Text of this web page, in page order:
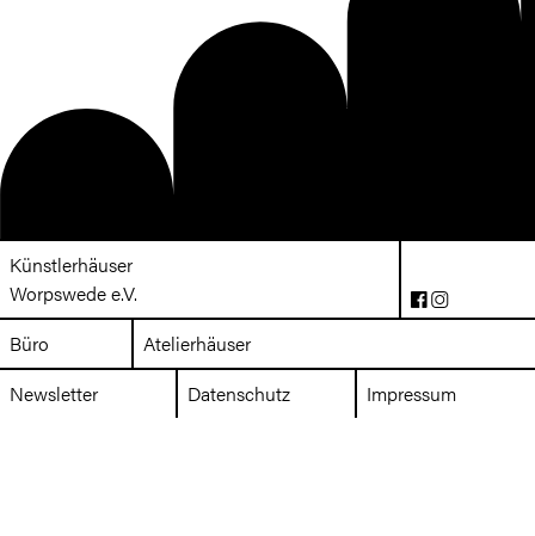
Künstlerhäuser
Worpswede e.V.
Büro
Atelierhäuser
Newsletter
Datenschutz Impressum